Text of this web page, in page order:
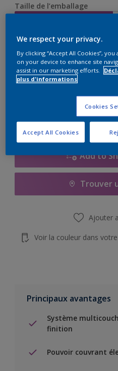
Taille de l’emballage
Quantité
Ce produit n'est pas destiné
peut être acheté que dans
Add to
Trouver
Ajouter
Voir la couleur dans
Principaux avantages
Système
finition
Pouvoir couvrant
We respect your privacy.
By clicking “Accept All Cookies”,
on your device to enhance site
assist in our marketing efforts.
plus d'informations
Cookies
Accept All Cookies